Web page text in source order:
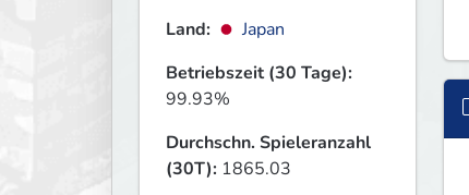
Land:
Japan
Betriebszeit (30 Tage):
99.93%
Durchschn. Spieleranzahl
(30T): 1865.03